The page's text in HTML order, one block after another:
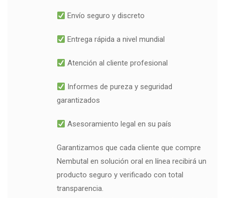
Envío seguro y discreto
Entrega rápida a nivel mundial
Atención al cliente profesional
Informes de pureza y seguridad
garantizados
Asesoramiento legal en su país
Garantizamos que cada cliente que compre
Nembutal en solución oral en línea recibirá un
producto seguro y verificado con total
transparencia.